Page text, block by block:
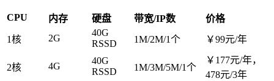
CPU 内存 硬盘 带宽/IP数
价格
1核
2G
40G
RSSD
1M/2M/1个 ￥99元/年
2核 4G
40G
RSSD
1M/3M/5M/1个
￥177元/年，
478元/3年